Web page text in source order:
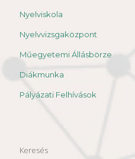
Nyelviskola
Nyelvvizsgaközpont
Műegyetemi Állásbörze
Diákmunka
Pályázati Felhívások
Keresés